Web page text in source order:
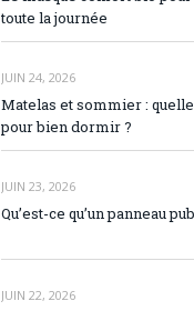
toute la journée
JUIN 24, 2026
Matelas et sommier :
pour bien dormir ?
JUIN 23, 2026
Qu’est-ce qu’un panneau
JUIN 22, 2026